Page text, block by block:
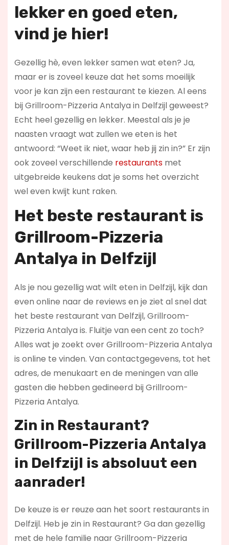
lekker en goed eten,
vind je hier!
Gezellig hè, even lekker samen wat eten? Ja,
maar er is zoveel keuze dat het soms moeilijk
voor je kan zijn een restaurant te kiezen. Al eens
bij Grillroom-Pizzeria Antalya in Delfzijl geweest?
Echt heel gezellig en lekker. Meestal als je je
naasten vraagt wat zullen we eten is het
antwoord: “Weet ik niet, waar heb jij zin in?” Er zijn
ook zoveel verschillende restaurantsmet
uitgebreide keukens dat je soms het overzicht
wel even kwijt kunt raken.
Het beste restaurant is
Grillroom-Pizzeria
Antalya in Delfzijl
Als je nou gezellig wat wilt eten in Delfzijl, kijk dan
even online naar de reviews en je ziet al snel dat
het beste restaurant van Delfzijl, Grillroom-
Pizzeria Antalya is. Fluitje van een cent zo toch?
Alles wat je zoekt over Grillroom-Pizzeria Antalya
is online te vinden. Van contactgegevens, tot het
adres, de menukaart en de meningen van alle
gasten die hebben gedineerd bij Grillroom-
Pizzeria Antalya.
Zin in Restaurant?
Grillroom-Pizzeria Antalya
in Delfzijl is absoluut een
aanrader!
De keuze is er reuze aan het soort restaurants in
Delfzijl. Heb je zin in Restaurant? Ga dan gezellig
met de hele familie naar Grillroom-Pizzeria